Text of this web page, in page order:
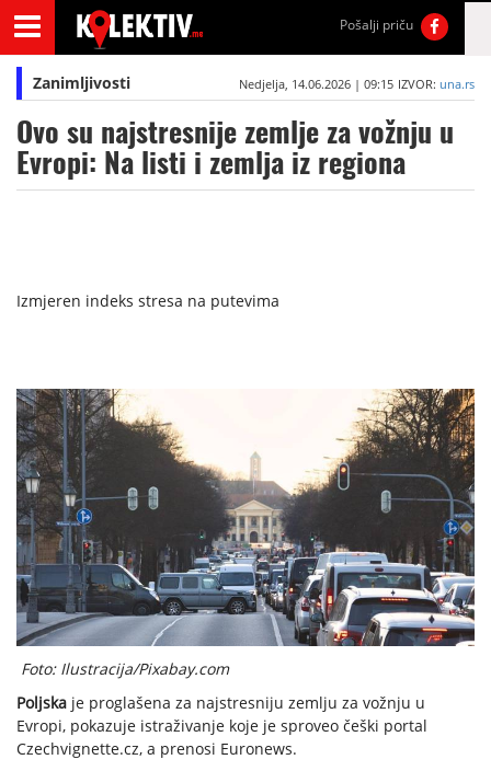
Pošalji priču
Zanimljivosti Nedjelja, 14.06.2026 | 09:15 IZVOR: una.rs
Ovo su najstresnije zemlje za vožnju u
Evropi: Na listi i zemlja iz regiona
Izmjeren indeks stresa na putevima
Foto: Ilustracija/Pixabay.com
Poljska je proglašena za najstresniju zemlju za vožnju u
Evropi, pokazuje istraživanje koje je sproveo češki portal
Czechvignette.cz, a prenosi Euronews.